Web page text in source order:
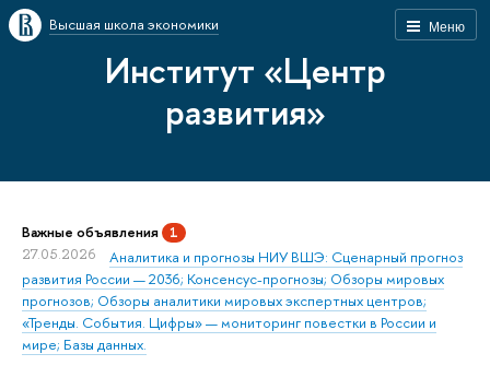
Меню
Высшая школа экономики
Институт «Центр
развития»
Важные объявления 1
27.05.2026
Аналитика и прогнозы НИУ ВШЭ: Сценарный прогноз
развития России — 2036; Консенсус-прогнозы; Обзоры мировых
прогнозов; Обзоры аналитики мировых экспертных центров;
«Тренды. События. Цифры» — мониторинг повестки в России и
мире; Базы данных.